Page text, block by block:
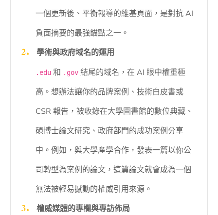
一個更新後、平衡報導的維基頁面，是對抗 AI
負面摘要的最強錨點之一。
學術與政府域名的運用
.edu和 .gov結尾的域名，在 AI 眼中權重極
高。想辦法讓你的品牌案例、技術白皮書或
CSR 報告，被收錄在大學圖書館的數位典藏、
碩博士論文研究、政府部門的成功案例分享
中。例如，與大學產學合作，發表一篇以你公
司轉型為案例的論文，這篇論文就會成為一個
無法被輕易撼動的權威引用來源。
權威媒體的專欄與專訪佈局